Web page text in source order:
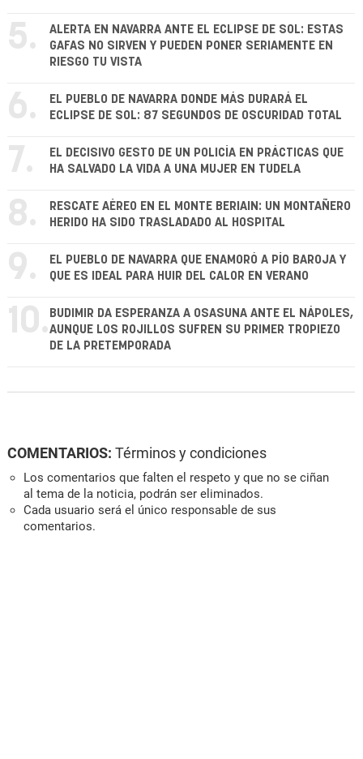
5.
ALERTA EN NAVARRA ANTE EL ECLIPSE DE SOL: ESTAS
GAFAS NO SIRVEN Y PUEDEN PONER SERIAMENTE EN
RIESGO TU VISTA
6.
EL PUEBLO DE NAVARRA DONDE MÁS DURARÁ EL
ECLIPSE DE SOL: 87 SEGUNDOS DE OSCURIDAD TOTAL
7.
EL DECISIVO GESTO DE UN POLICÍA EN PRÁCTICAS QUE
HA SALVADO LA VIDA A UNA MUJER EN TUDELA
8.
RESCATE AÉREO EN EL MONTE BERIAIN: UN MONTAÑERO
HERIDO HA SIDO TRASLADADO AL HOSPITAL
9.
EL PUEBLO DE NAVARRA QUE ENAMORÓ A PÍO BAROJA Y
QUE ES IDEAL PARA HUIR DEL CALOR EN VERANO
10. BUDIMIR DA ESPERANZA A OSASUNA ANTE EL NÁPOLES,
AUNQUE LOS ROJILLOS SUFREN SU PRIMER TROPIEZO
DE LA PRETEMPORADA
COMENTARIOS: Términos y condiciones
Los comentarios que falten el respeto y que no se ciñan
al tema de la noticia, podrán ser eliminados.
Cada usuario será el único responsable de sus
comentarios.